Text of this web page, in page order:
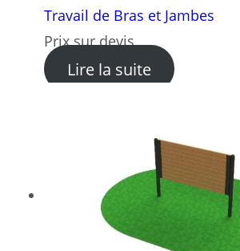
Travail de Bras et Jambes
Prix sur devis
Lire la suite: Module